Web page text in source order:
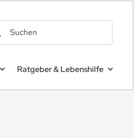
Ratgeber & Lebenshilfe